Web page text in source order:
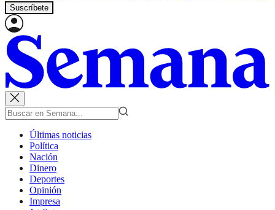
Suscríbete
Últimas noticias
Política
Nación
Dinero
Deportes
Opinión
Impresa